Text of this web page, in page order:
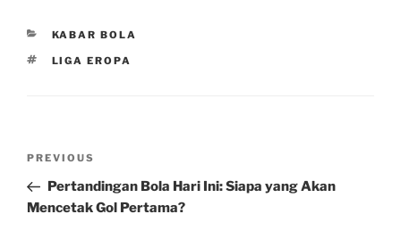
CATEGORIES
KABAR BOLA
TAGS
LIGA EROPA
Previous
Post
PREVIOUS
Pertandingan Bola Hari Ini: Siapa yang Akan
Mencetak Gol Pertama?